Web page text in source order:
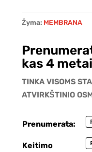
Žyma: MEMBRANA
kas 4 metai
TINKA VISOMS
ATVIRKŠTINIO
Prenumerata:
Keitimo